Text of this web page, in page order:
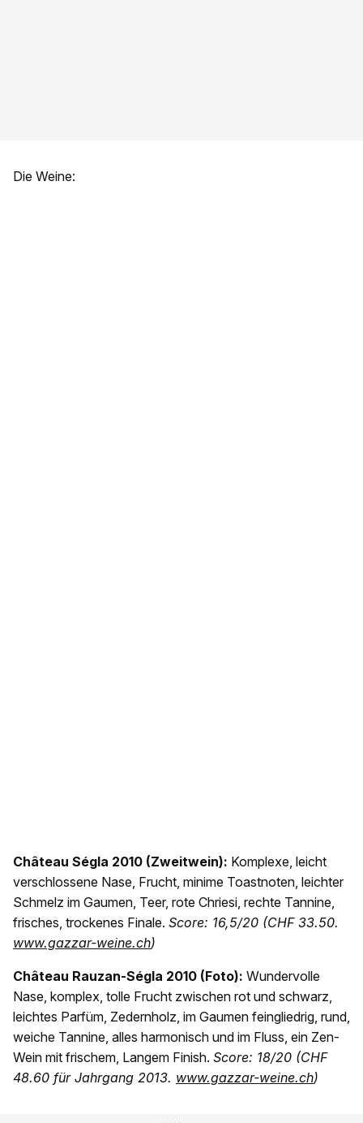
Die Weine:
Château Ségla 2010 (Zweitwein): Komplexe, leicht
verschlossene Nase, Frucht, minime Toastnoten, leichter
Schmelz im Gaumen, Teer, rote Chriesi, rechte Tannine,
frisches, trockenes Finale. Score: 16,5/20 (CHF 33.50.
www.gazzar-weine.ch)
Château Rauzan-Ségla 2010 (Foto): Wundervolle
Nase, komplex, tolle Frucht zwischen rot und schwarz,
leichtes Parfüm, Zedernholz, im Gaumen feingliedrig, rund,
weiche Tannine, alles harmonisch und im Fluss, ein Zen-
Wein mit frischem, Langem Finish. Score: 18/20 (CHF
48.60 für Jahrgang 2013. www.gazzar-weine.ch)